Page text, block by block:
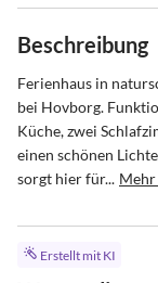
Beschreibung
Ferienhaus in
bei Hovborg.
Küche, zwei
einen schönen
sorgt hier für... Mehr
Erstellt mit KI